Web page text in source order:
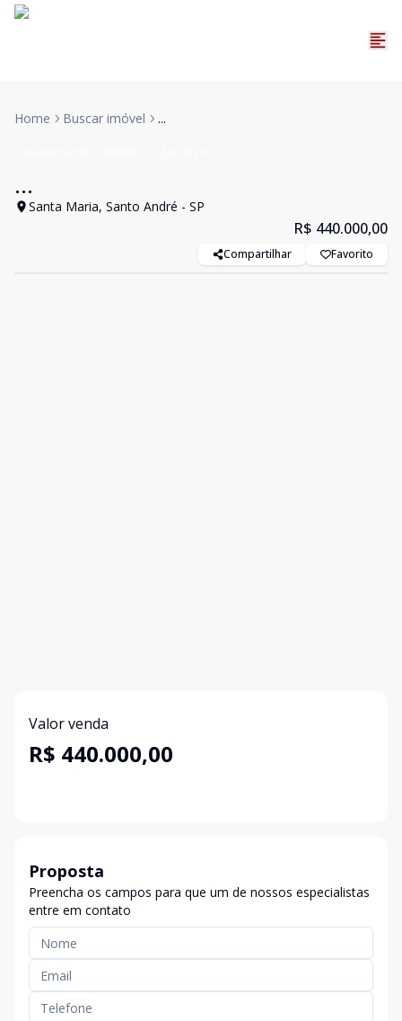
Home Buscar imóvel ...
...
Santa Maria, Santo André - SP
R$ 440.000,00
Compartilhar Favorito
Valor venda
R$ 440.000,00
Proposta
Preencha os campos para que um de nossos especialistas
entre em contato